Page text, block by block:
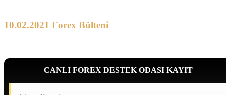
10.02.2021 Forex Bülteni
CANLI FOREX DESTEK ODASI KAYIT